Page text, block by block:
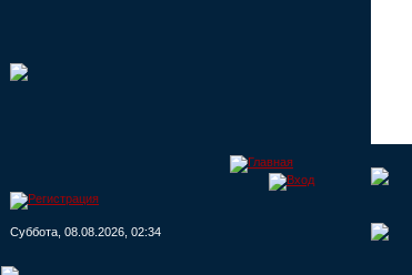
Суббота, 08.08.2026, 02:34